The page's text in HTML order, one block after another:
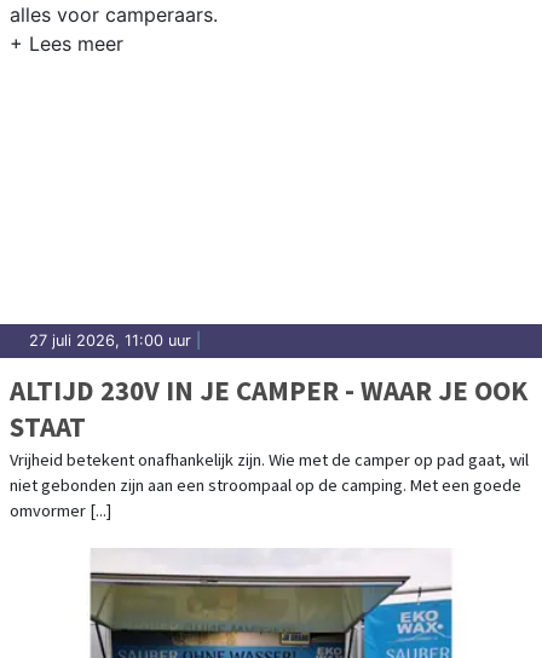
alles voor camperaars.
27 juli 2026, 11:00 uur
ALTIJD 230V IN JE CAMPER - WAAR JE OOK
STAAT
Vrijheid betekent onafhankelijk zijn. Wie met de camper op pad gaat, wil
niet gebonden zijn aan een stroompaal op de camping. Met een goede
omvormer [...]